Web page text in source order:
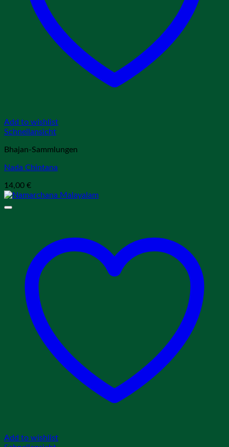
Add to wishlist
Schnellansicht
Bhajan-Sammlungen
Nada Chintana
14,00 €
Add to wishlist